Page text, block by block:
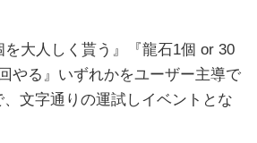
大人しく貰う』『龍石1個 or 30
やる』いずれかをユーザー主導で
文字通りの運試しイベントとな